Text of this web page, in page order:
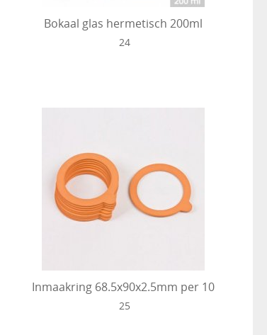
Bokaal glas hermetisch 200ml
24
Inmaakring 68.5x90x2.5mm per 10
25